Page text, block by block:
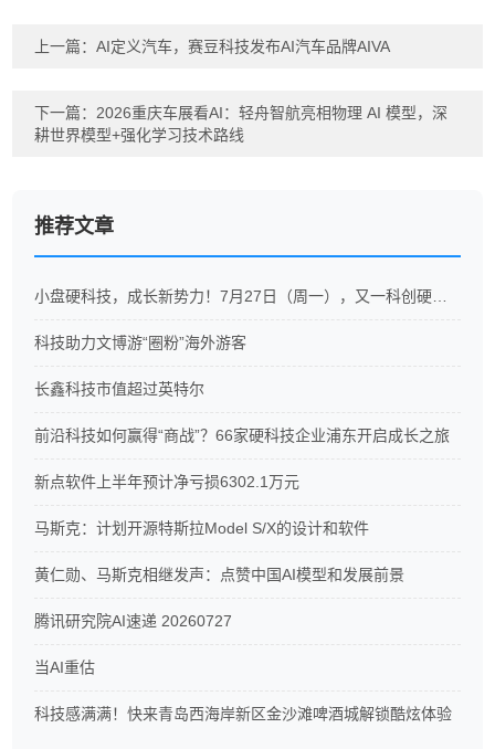
上一篇：AI定义汽车，赛豆科技发布AI汽车品牌AIVA
下一篇： 2026重庆车展看AI：轻舟智航亮相物理 AI 模型，深
耕世界模型+强化学习技术路线
推荐文章
科技助力文博游“圈粉”海外游客
长鑫科技市值超过英特尔
前沿科技如何赢得“商战”？66家硬科技企业浦东开启成长之旅
新点软件上半年预计净亏损6302.1万元
马斯克：计划开源特斯拉Model S/X的设计和软件
黄仁勋、马斯克相继发声：点赞中国AI模型和发展前景
腾讯研究院AI速递 20260727
当AI重估
科技感满满！快来青岛西海岸新区金沙滩啤酒城解锁酷炫体验